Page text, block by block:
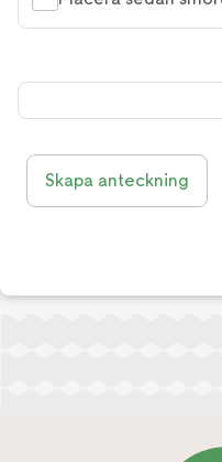
Skapa anteckning